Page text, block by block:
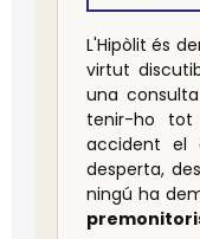
L'Hipòlit és
virtut
una
tenir-ho
accident el
desperta,
ningú ha